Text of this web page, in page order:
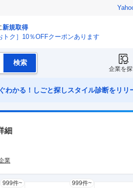
新規取得
トク］10％OFFクーポンあります
企業を
わかる！しごと探しスタイル診断をリリ
細
業
999件~ 999件~